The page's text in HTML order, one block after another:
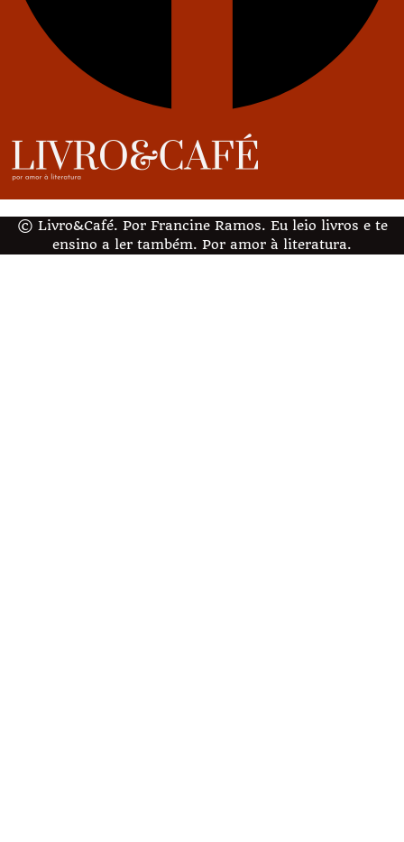
© Livro&Café. Por Francine Ramos. Eu leio livros e te
ensino a ler também. Por amor à literatura.